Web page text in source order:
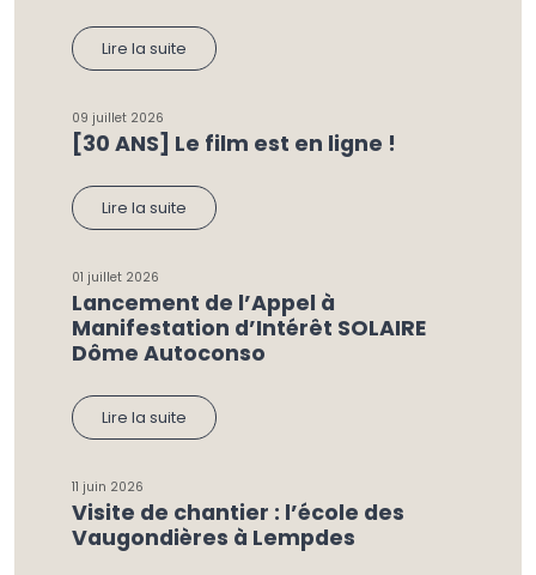
Lire la suite
09 juillet 2026
[30 ANS] Le film est en ligne !
Lire la suite
01 juillet 2026
Lancement de l’Appel à
Manifestation d’Intérêt SOLAIRE
Dôme Autoconso
Lire la suite
11 juin 2026
Visite de chantier : l’école des
Vaugondières à Lempdes